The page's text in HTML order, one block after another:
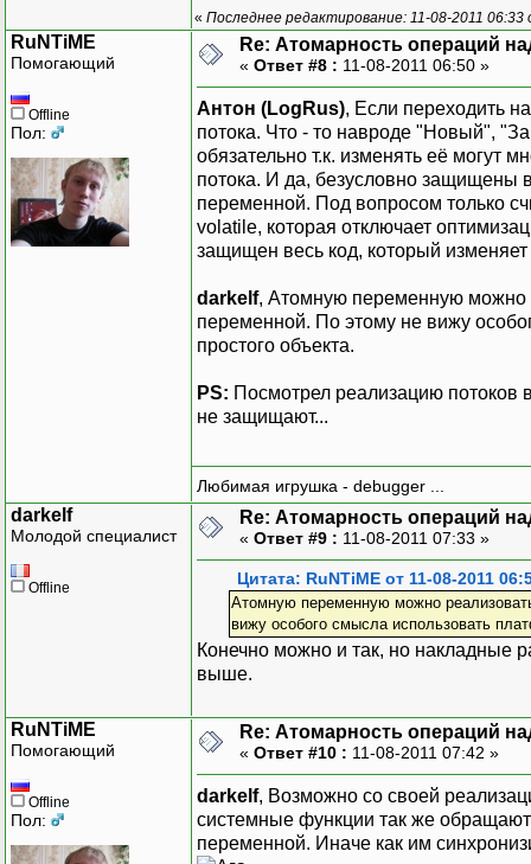
« Последнее редактирование: 11-08-2011 06:33
RuNTiME
Помогающий
Offline
Пол:
Re: Атомарность операций
« Ответ #8 : 11-08-2011 06:50 »
Антон (LogRus), Если переходить
потока. Что - то навроде "Новый",
обязательно т.к. изменять её могут
потока. И да, безусловно защищены
переменной. Под вопросом только
volatile, которая отключает
защищен весь код, который
darkelf, Атомную переменную можно
переменной. По этому не вижу
простого объекта.
PS: Посмотрел реализацию потоков
не защищают...
Любимая игрушка - debugger ...
darkelf
Молодой специалист
Offline
Re: Атомарность операций
« Ответ #9 : 11-08-2011 07:33 »
Цитата: RuNTiME от 11-08-2011
Атомную переменную можно
вижу особого смысла использовать
Конечно можно и так, но накладные
выше.
RuNTiME
Помогающий
Offline
Пол:
Re: Атомарность операций
« Ответ #10 : 11-08-2011 07:42 »
darkelf, Возможно со своей
системные функции так же
переменной. Иначе как им